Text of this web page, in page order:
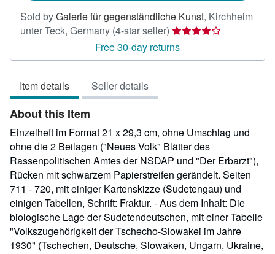
Sold byGalerie für gegenständliche Kunst, Kirchheim
unter Teck, Germany (4-star seller) Seller
rating
4
Free 30-day returns
Item details Seller details
About this Item
Einzelheft im Format 21 x 29,3 cm, ohne Umschlag und
ohne die 2 Beilagen ("Neues Volk" Blätter des
Rassenpolitischen Amtes der NSDAP und "Der Erbarzt"),
Rücken mit schwarzem Papierstreifen gerändelt. Seiten
711 - 720, mit einiger Kartenskizze (Sudetengau) und
einigen Tabellen, Schrift: Fraktur. - Aus dem Inhalt: Die
biologische Lage der Sudetendeutschen, mit einer Tabelle
"Volkszugehörigkeit der Tschecho-Slowakei im Jahre
1930" (Tschechen, Deutsche, Slowaken, Ungarn, Ukraine,